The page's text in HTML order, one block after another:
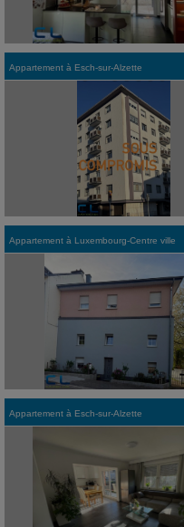
Appartement à Esch-sur-Alzette
Appartement à Luxembourg-Centre ville
Appartement à Esch-sur-Alzette